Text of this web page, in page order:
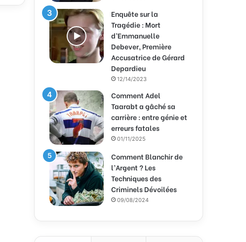
Enquête sur la
Tragédie : Mort
d’Emmanuelle
Debever, Première
Accusatrice de Gérard
Depardieu
12/14/2023
Comment Adel
Taarabt a gâché sa
carrière : entre génie et
erreurs fatales
01/11/2025
Comment Blanchir de
l’Argent ? Les
Techniques des
Criminels Dévoilées
09/08/2024